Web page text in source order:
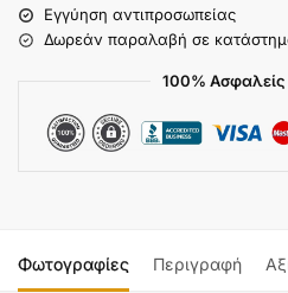
Εγγύηση αντιπροσωπείας
Δωρεάν παραλαβή σε
100%
Φωτογραφίες Περιγραφή